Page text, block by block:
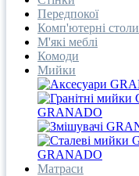
Передпокої
Комп'ютерні столи
М'які меблі
Комоди
Мийки
GRANADO
GRANADO
Матраси